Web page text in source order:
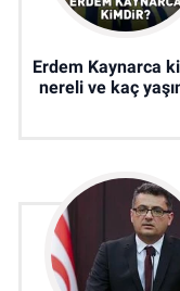
Erdem Kaynarca
nereli ve kaç